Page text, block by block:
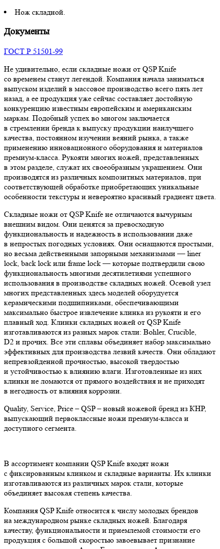
Нож складной.
Документы
ГОСТ Р 51501-99
Не удивительно, если складные ножи от QSP Knife
со временем станут легендой. Компания начала заниматься
выпуском изделий в массовое производство всего пять лет
назад, а ее продукция уже сейчас составляет достойную
конкуренцию известным европейским и американским
маркам. Подобный успех во многом заключается
в стремлении бренда к выпуску продукции наилучшего
качества, постоянном изучении веяний рынка, а также
применению инновационного оборудования и материалов
премиум-класса. Рукояти многих ножей, представленных
в этом разделе, служат их своеобразным украшением. Они
производятся из различных композитных материалов, при
соответствующей обработке приобретающих уникальные
особенности текстуры и невероятно красивый градиент цвета.
Складные ножи от QSP Knife не отличаются вычурным
внешним видом. Они ценятся за превосходную
функциональность и надежность в использовании даже
в непростых погодных условиях. Они оснащаются простыми,
но весьма действенными запорными механизмами — liner
lock, back lock или frame lock — которые подтвердили свою
функциональность многими десятилетиями успешного
использования в производстве складных ножей. Осевой узел
многих представленных здесь моделей оборудуется
керамическими подшипниками, обеспечивающими
максимально быстрое извлечение клинка из рукояти и его
плавный ход. Клинки складных ножей от QSP Knife
изготавливаются из разных марок стали: Bohler, Crucible,
D2 и прочих. Все эти сплавы объединяет набор максимально
эффективных для производства лезвий качеств. Они обладают
непревзойденной прочностью, высокой твердостью
и устойчивостью к влиянию влаги. Изготовленные из них
клинки не ломаются от прямого воздействия и не приходят
в негодность от влияния коррозии.
Quality, Service, Price – QSP – новый ножевой бренд из КНР,
выпускающий первоклассные ножи премиум-класса и
доступного сегмента.
В ассортимент компании QSP Knife входят ножи
с фиксированным клинком и складные варианты. Их клинки
изготавливаются из различных марок стали, которые
объединяет высокая степень качества.
Компания QSP Knife относится к числу молодых брендов
на международном рынке складных ножей. Благодаря
качеству, функциональности и приемлемой стоимости его
продукция с большой скоростью завоевывает признание